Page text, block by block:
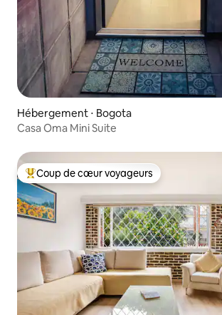
Hébergement ⋅ Bogota
Casa Oma Mini Suite
Coups de cœur voyageurs les plus
Coup de cœur voyageurs